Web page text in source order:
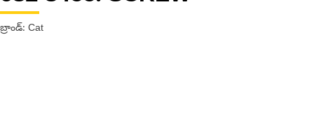
బ్రాండ్: Cat